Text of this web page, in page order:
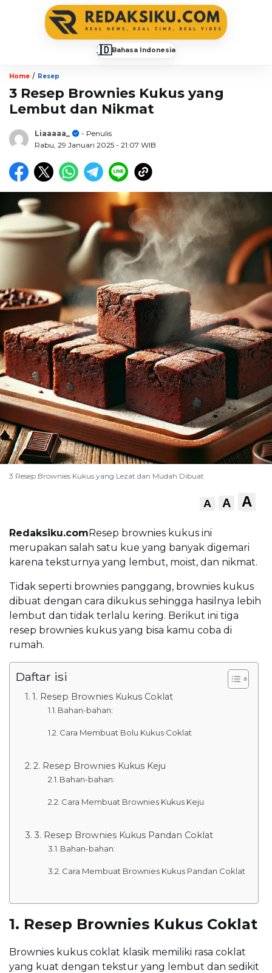
🇮🇩Bahasa Indonesia
Home / Resep
3 Resep Brownies Kukus yang
Lembut dan Nikmat
Liaaaaa_
- Penulis
Rabu, 29 Januari 2025 - 21:07 WIB
3 Resep Brownies Kukus yang Lezat dan Mudah Dibuat
A A A
Redaksiku.comResep brownies kukus ini
merupakan salah satu kue yang banyak digemari
karena teksturnya yang lembut, moist, dan nikmat.
Tidak seperti brownies panggang, brownies kukus
dibuat dengan cara dikukus sehingga hasilnya lebih
lembut dan tidak terlalu kering. Berikut ini tiga
resep brownies kukus yang bisa kamu coba di
rumah.
Daftar isi
1. Resep Brownies Kukus Coklat
Bahan-bahan:
Cara Membuat Bolu Kukus Coklat
2. Resep Brownies Kukus Keju
Bahan-bahan:
Cara Membuat Brownies Kukus Keju
3. Resep Brownies Kukus Pandan Coklat
Bahan-bahan:
Cara Membuat Brownies Kukus Pandan Coklat
1. Resep Brownies Kukus Coklat
Brownies kukus coklat klasik memiliki rasa coklat
yang kuat dengan tekstur yang lembut dan sedikit